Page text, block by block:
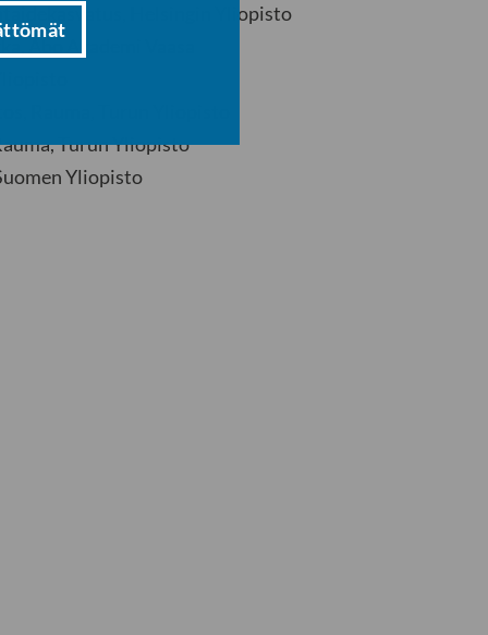
Helsingin Yliopisto
Turun Yliopisto
Yliopisto